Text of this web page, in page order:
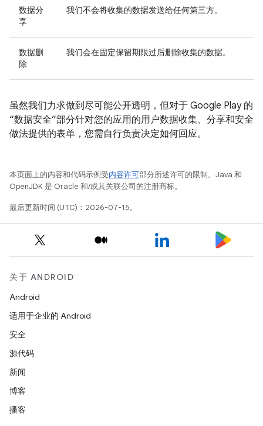
数据分
享
我们不会将收集的数据发送给任何第三方。
数据删
除
我们会在固定保留期限过后删除收集的数据。
虽然我们力求做到尽可能公开透明，但对于 Google Play 的
“数据安全”部分针对您的应用的用户数据收集、分享和安全
做法提供的表单，您需自行负责决定如何回应。
本页面上的内容和代码示例受内容许可部分所述许可的限制。Java 和
OpenJDK 是 Oracle 和/或其关联公司的注册商标。
最后更新时间 (UTC)：2026-07-15。
关于 ANDROID
Android
适用于企业的 Android
安全
源代码
新闻
博客
播客